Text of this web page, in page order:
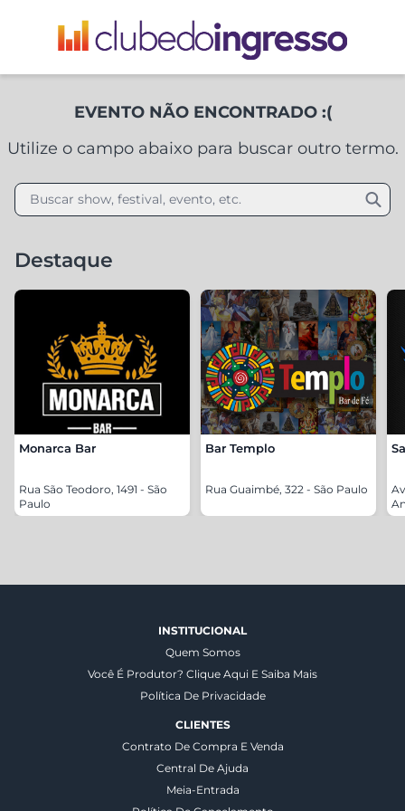
EVENTO NÃO ENCONTRADO :(
Utilize o campo abaixo para buscar outro termo.
Buscar show, festival, evento, etc.
Destaque
Monarca Bar
Rua São Teodoro, 1491 - São
Paulo
Bar Templo
Rua Guaimbé, 322 - São Paulo
INSTITUCIONAL
Quem Somos
Você É Produtor? Clique Aqui E Saiba Mais
Política De Privacidade
CLIENTES
Contrato De Compra E Venda
Central De Ajuda
Meia-Entrada